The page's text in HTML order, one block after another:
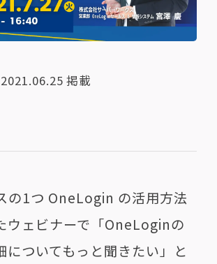
2021.06.25 掲載
の1つ OneLogin の活用方法
ウェビナーで「OneLoginの
についてもっと聞きたい」と